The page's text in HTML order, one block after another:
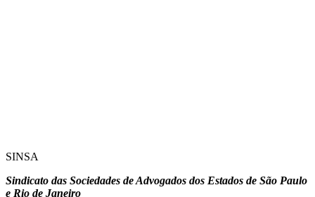
SINSA
Sindicato das Sociedades de Advogados dos Estados de São Paulo
e Rio de Janeiro